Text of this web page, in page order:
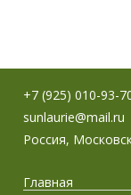
+7 (925) 010-93-
sunlaurie@mail.ru
Россия,
Главная